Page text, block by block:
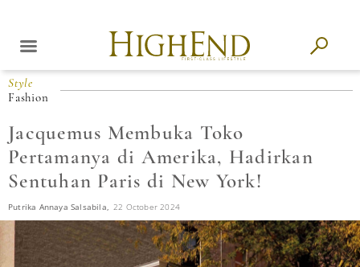
Style
Fashion
Jacquemus Membuka Toko
Pertamanya di Amerika, Hadirkan
Sentuhan Paris di New York!
Putrika Annaya Salsabila, 22 October 2024